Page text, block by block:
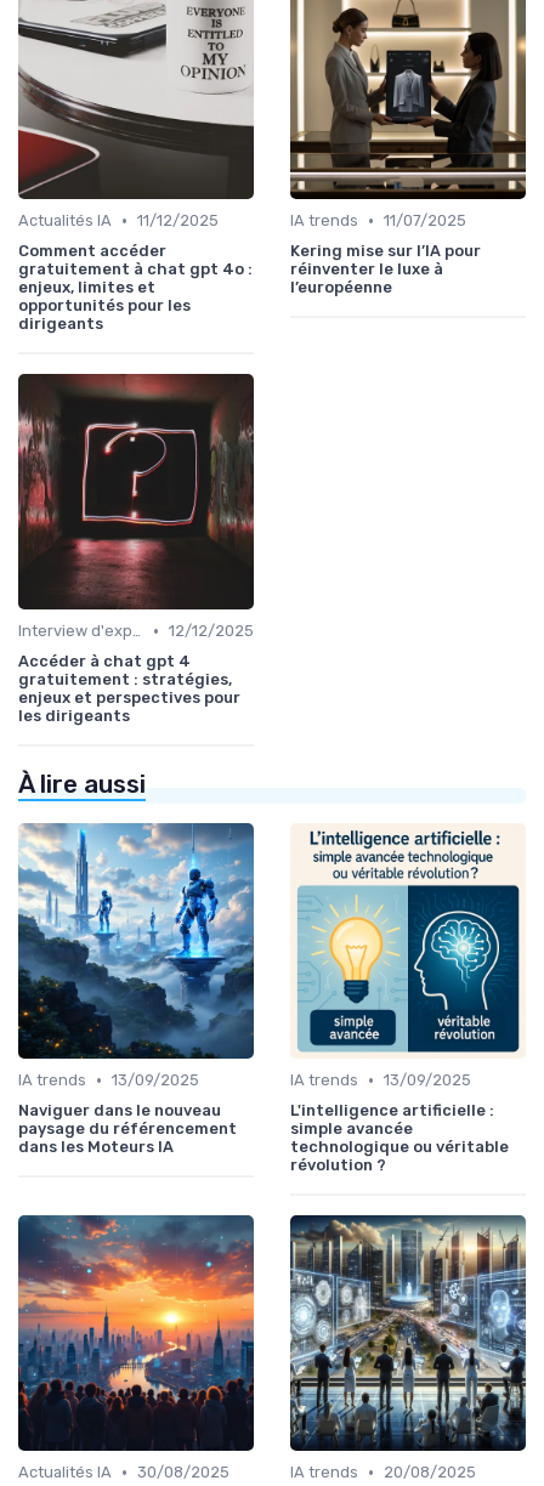
Actualités IA • 11/12/2025
Comment accéder
gratuitement à chat gpt 4o :
enjeux, limites et
opportunités pour les
dirigeants
IA trends • 11/07/2025
Kering mise sur l’IA pour
réinventer le luxe à
l’européenne
Interview d'expert • 12/12/2025
Accéder à chat gpt 4
gratuitement : stratégies,
enjeux et perspectives pour
les dirigeants
À lire aussi
IA trends • 13/09/2025
Naviguer dans le nouveau
paysage du référencement
dans les Moteurs IA
IA trends • 13/09/2025
L'intelligence artificielle :
simple avancée
technologique ou véritable
révolution ?
Actualités IA • 30/08/2025
IA trends •
20/08/2025